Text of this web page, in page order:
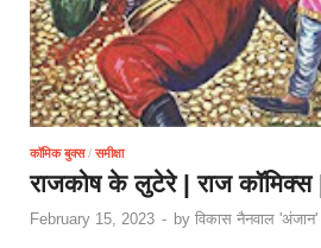
कॉमिक बुक्स/ समीक्षा
राजकोष के लुटेरे | राज कॉमिक्स
February 15, 2023 - by विकास नैनवाल 'अंजान'